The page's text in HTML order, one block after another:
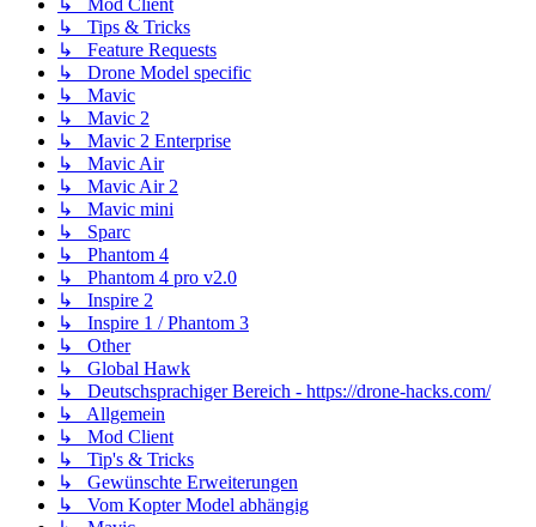
↳ Tips & Tricks
↳ Feature Requests
↳ Drone Model specific
↳ Mavic
↳ Mavic 2
↳ Mavic 2 Enterprise
↳ Mavic Air
↳ Mavic Air 2
↳ Mavic mini
↳ Sparc
↳ Phantom 4
↳ Phantom 4 pro v2.0
↳ Inspire 2
↳ Inspire 1 / Phantom 3
↳ Other
↳ Global Hawk
↳ Deutschsprachiger Bereich - https://drone-hacks.com/
↳ Allgemein
↳ Mod Client
↳ Tip's & Tricks
↳ Gewünschte Erweiterungen
↳ Vom Kopter Model abhängig